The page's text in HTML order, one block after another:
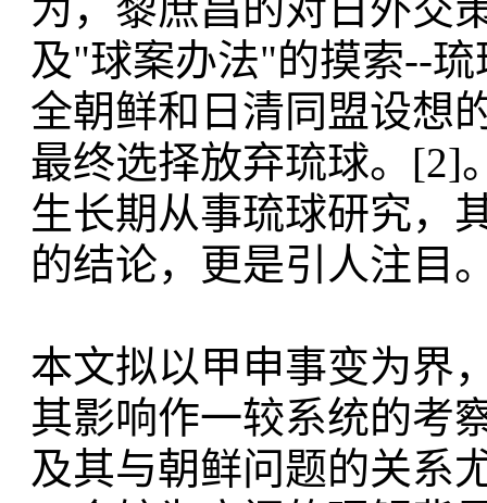
为，黎庶昌的对日外交
及"球案办法"的摸索--琉
全朝鲜和日清同盟设想
最终选择放弃琉球。[2]
生长期从事琉球研究，
的结论，更是引人注目
本文拟以甲申事变为界
其影响作一较系统的考
及其与朝鲜问题的关系